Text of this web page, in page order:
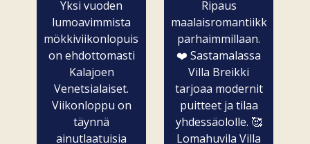
Yksi vuoden
lumoavimmista
mökkiviikonlopuista
on ehdottomasti
Kalajoen
Venetsialaiset.
Viikonloppu on
täynnä
ainutlaatuisia
Ripaus
maalaisromantiikkaa
parhaimmillaan.
❤️ Sastamalassa
Villa Breikki
tarjoaa modernit
puitteet ja tilaa
yhdessäololle. 🥰
Lomahuvila Villa